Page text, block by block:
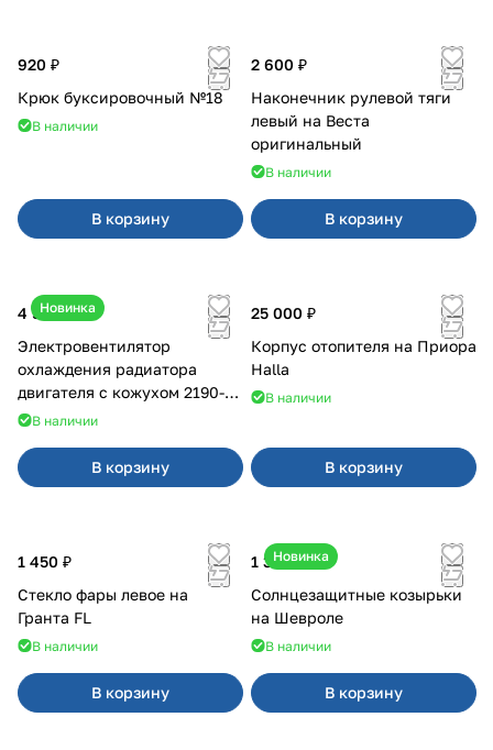
920 ₽
Крюк буксировочный №18
В наличии
В корзину
2 600 ₽
Наконечник рулевой тяги
левый на Веста
оригинальный
В наличии
В корзину
Новинка
4 550 ₽
Электровентилятор
охлаждения радиатора
двигателя с кожухом 2190-
2194 н/о с кондиционером
В наличии
В корзину
25 000 ₽
Корпус отопителя на Приора
Halla
В наличии
В корзину
1 450 ₽
Стекло фары левое на
Гранта FL
В наличии
В корзину
Новинка
1 350 ₽
Солнцезащитные козырьки
на Шевроле
В наличии
В корзину